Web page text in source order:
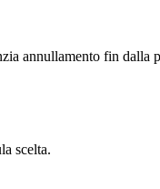
annullamento fin
scelta.